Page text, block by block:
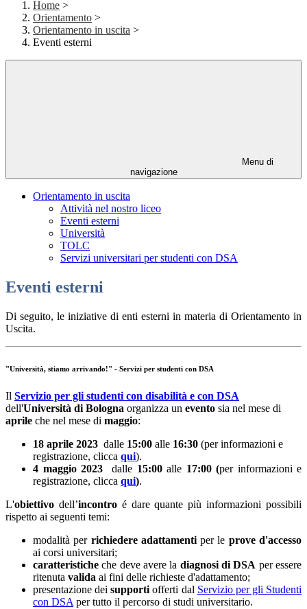
Home >
Orientamento >
Orientamento in uscita >
Eventi esterni
Menu di
navigazione
Orientamento in uscita
Attività nel nostro liceo
Eventi esterni
Università
TOLC
Servizi universitari per studenti con DSA
Eventi esterni
Di seguito, le iniziative di enti esterni in materia di Orientamento in
Uscita.
"Università, stiamo arrivando!" - Servizi per studenti con DSA
Il Servizio per gli studenti con disabilità e con DSA
dell'Università di Bologna organizza un evento sia nel mese di
aprile che nel mese di maggio:
18 aprile 2023 dalle 15:00 alle 16:30 (per informazioni e
registrazione, clicca qui).
4 maggio 2023 dalle 15:00alle 17:00 (per informazioni e
registrazione, clicca qui).
L'obiettivo dell’incontroé dare quante più informazioni possibili
rispetto ai seguenti temi:
modalità per richiedere adattamentiper le prove d'accesso
ai corsi universitari;
caratteristiche che deve avere la diagnosi di DSA per essere
ritenuta valida ai fini delle richieste d'adattamento;
presentazione deisupporti offerti dal Servizio per gli Studenti
con DSA per tutto il percorso di studi universitario.